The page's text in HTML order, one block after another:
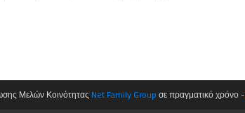
Μελών Κοινότητας Net Family Group σε πραγματικό χρόνο -